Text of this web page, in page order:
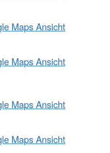
Maps Ansicht
Maps Ansicht
Maps Ansicht
Maps Ansicht